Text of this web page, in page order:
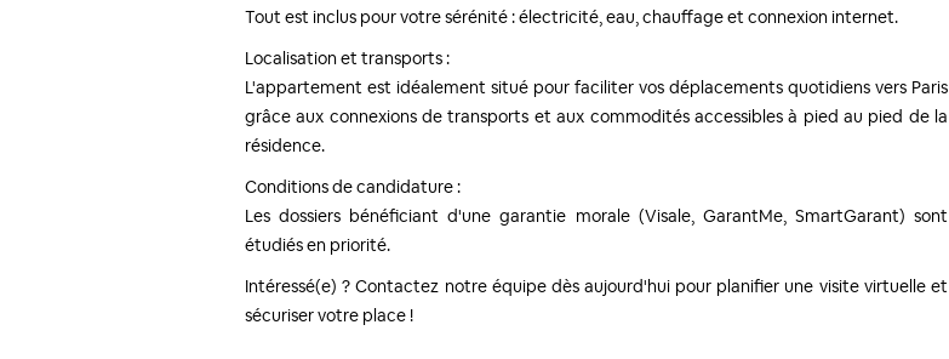
Tout est inclus pour votre sérénité : électricité, eau, chauffage et connexion internet.
Localisation et transports :
L'appartement est idéalement situé pour faciliter vos déplacements quotidiens vers Paris
grâce aux connexions de transports et aux commodités accessibles à pied au pied de la
résidence.
Conditions de candidature :
Les dossiers bénéficiant d'une garantie morale (Visale, GarantMe, SmartGarant) sont
étudiés en priorité.
Intéressé(e) ? Contactez notre équipe dès aujourd'hui pour planifier une visite virtuelle et
sécuriser votre place !